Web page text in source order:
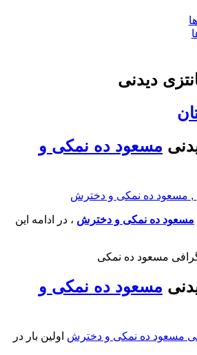
دیدنی
مسعود ده نمکی و
مسعود ده نمکی و دخترش ، در ادامه این
مسعود ده نمکی و
مسعود ده نمکی و دخترش اولین بار در